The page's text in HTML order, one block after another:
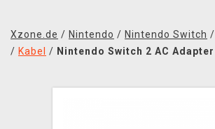
BÜCHER & COMICS
Xzone.de / Nintendo / Nintendo Switch /
/ Kabel / Nintendo Switch 2 AC Adapter